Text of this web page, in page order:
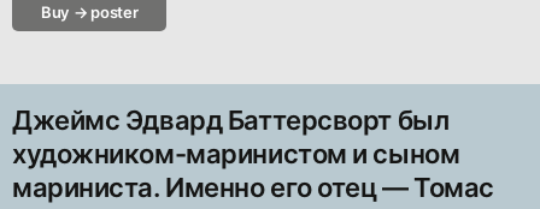
Buy → poster
Джеймс Эдвард Баттерсворт был
художником-маринистом и сыном
мариниста. Именно его отец — Томас